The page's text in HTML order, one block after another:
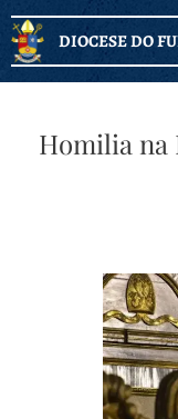
DIOCESE DO
Homilia na